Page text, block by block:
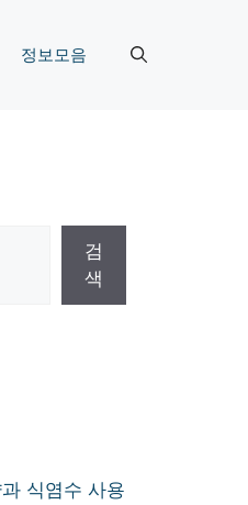
정보모음
검
색
식염수 사용